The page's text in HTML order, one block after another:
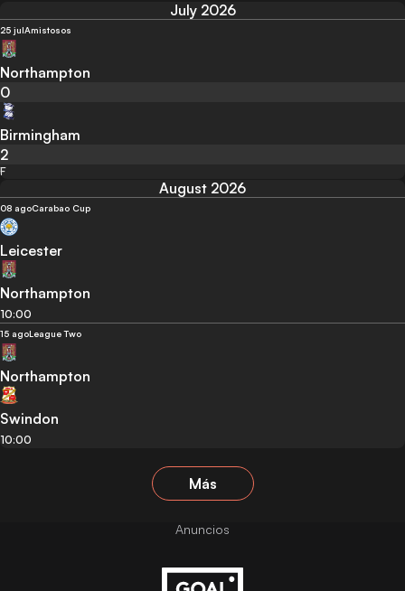
July 2026
25 julAmistosos
Northampton
0
Birmingham
2
F
August 2026
08 agoCarabao Cup
Leicester
Northampton
10:00
15 agoLeague Two
Northampton
Swindon
10:00
Más